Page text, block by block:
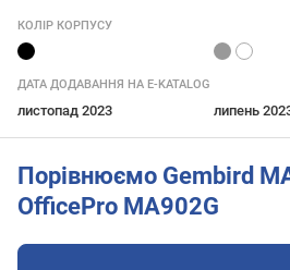
КОЛІР КОРПУСУ
ДАТА ДОДАВАННЯ НА E-KATALOG
листопад 2023 липень
Порівнюємо Gembird
OfficePro MA902G